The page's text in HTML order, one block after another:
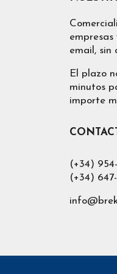
Los
volumen
Puede
página
de Moda
los filtros.
Cuando
por la
empresas
email, sin
El plazo
minutos
importe
(+34)
(+34)